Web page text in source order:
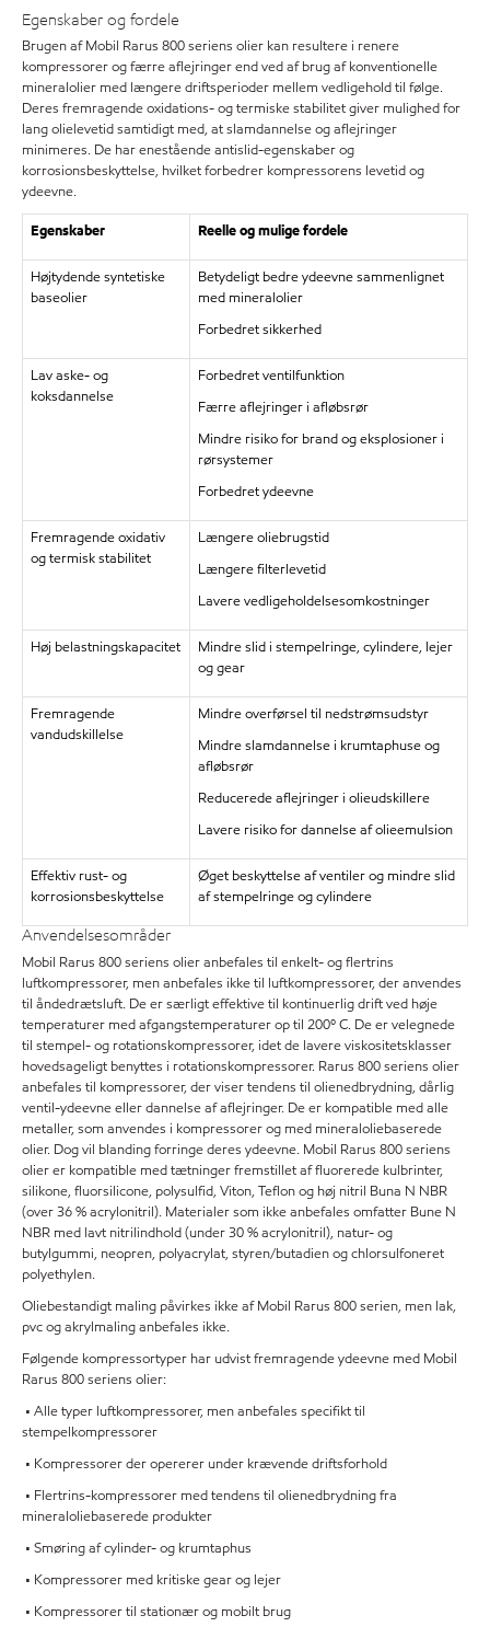
Egenskaber og fordele
Brugen af Mobil Rarus 800 seriens olier kan resultere i renere
kompressorer og færre aflejringer end ved af brug af konventionelle
mineralolier med længere driftsperioder mellem vedligehold til følge.
Deres fremragende oxidations- og termiske stabilitet giver mulighed for
lang olielevetid samtidigt med, at slamdannelse og aflejringer
minimeres. De har enestående antislid-egenskaber og
korrosionsbeskyttelse, hvilket forbedrer kompressorens levetid og
ydeevne.
Egenskaber
Reelle og mulige fordele
Højtydende syntetiske
baseolier
Betydeligt bedre ydeevne sammenlignet
med mineralolier
Forbedret sikkerhed
Lav aske- og
koksdannelse
Forbedret ventilfunktion
Færre aflejringer i afløbsrør
Mindre risiko for brand og eksplosioner i
rørsystemer
Forbedret ydeevne
Fremragende oxidativ
og termisk stabilitet
Længere oliebrugstid
Længere filterlevetid
Lavere vedligeholdelsesomkostninger
Høj belastningskapacitet
Mindre slid i stempelringe, cylindere, lejer
og gear
Fremragende
vandudskillelse
Mindre overførsel til nedstrømsudstyr
Mindre slamdannelse i krumtaphuse og
afløbsrør
Reducerede aflejringer i olieudskillere
Lavere risiko for dannelse af olieemulsion
Effektiv rust- og
korrosionsbeskyttelse
Øget beskyttelse af ventiler og mindre slid
af stempelringe og cylindere
Anvendelsesområder
Mobil Rarus 800 seriens olier anbefales til enkelt- og flertrins
luftkompressorer, men anbefales ikke til luftkompressorer, der anvendes
til åndedrætsluft. De er særligt effektive til kontinuerlig drift ved høje
temperaturer med afgangstemperaturer op til 200º C. De er velegnede
til stempel- og rotationskompressorer, idet de lavere viskositetsklasser
hovedsageligt benyttes i rotationskompressorer. Rarus 800 seriens olier
anbefales til kompressorer, der viser tendens til olienedbrydning, dårlig
ventil-ydeevne eller dannelse af aflejringer. De er kompatible med alle
metaller, som anvendes i kompressorer og med mineraloliebaserede
olier. Dog vil blanding forringe deres ydeevne. Mobil Rarus 800 seriens
olier er kompatible med tætninger fremstillet af fluorerede kulbrinter,
silikone, fluorsilicone, polysulfid, Viton, Teflon og høj nitril Buna N NBR
(over 36 % acrylonitril). Materialer som ikke anbefales omfatter Bune N
NBR med lavt nitrilindhold (under 30 % acrylonitril), natur- og
butylgummi, neopren, polyacrylat, styren/butadien og chlorsulfoneret
polyethylen.
Oliebestandigt maling påvirkes ikke af Mobil Rarus 800 serien, men lak,
pvc og akrylmaling anbefales ikke.
Følgende kompressortyper har udvist fremragende ydeevne med Mobil
Rarus 800 seriens olier:
• Alle typer luftkompressorer, men anbefales specifikt til
stempelkompressorer
• Kompressorer der opererer under krævende driftsforhold
• Flertrins-kompressorer med tendens til olienedbrydning fra
mineraloliebaserede produkter
• Smøring af cylinder- og krumtaphus
• Kompressorer med kritiske gear og lejer
• Kompressorer til stationær og mobilt brug